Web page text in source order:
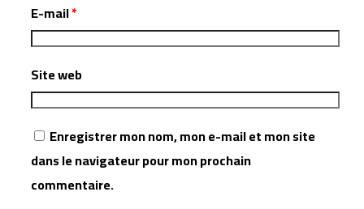
E-mail*
Site web
Enregistrer mon nom, mon e-mail et mon site
dans le navigateur pour mon prochain
commentaire.